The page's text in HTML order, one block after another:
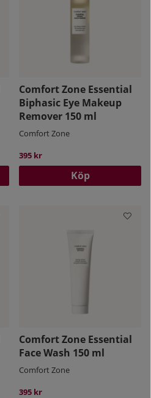
Comfort Zone Essential
Biphasic Eye Makeup
Remover 150 ml
Comfort Zone
395 kr
Köp
Comfort Zone Essential
Face Wash 150 ml
Comfort Zone
395 kr